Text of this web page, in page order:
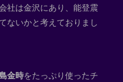
社は金沢にあり、能登震
ないかと考えておりまし
金時をたっぷり使ったチ